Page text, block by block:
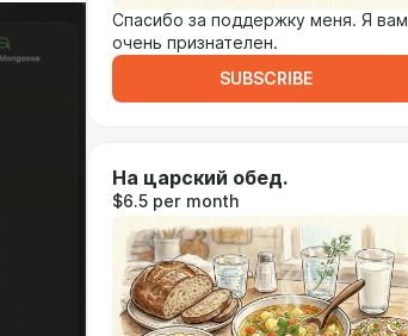
Спасибо за поддержку меня. Я вам
очень признателен.
SUBSCRIBE
На царский обед.
$6.5 per month